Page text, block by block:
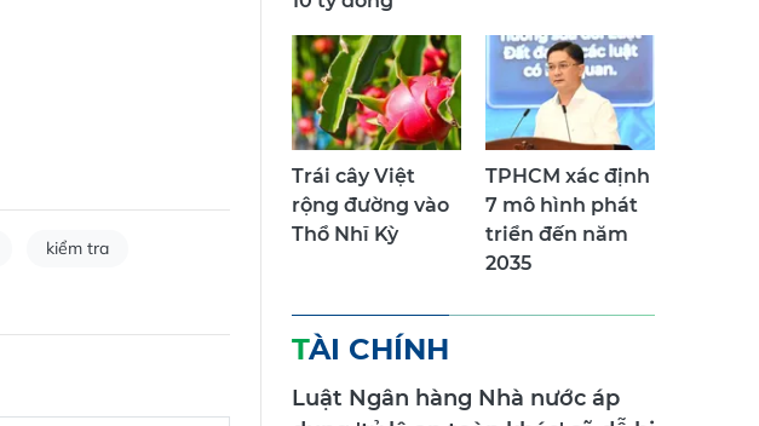
kiểm tra
10 tỷ đồng
Trái cây Việt
rộng đường vào
Thổ Nhĩ Kỳ
TPHCM xác định
7 mô hình phát
triển đến năm
2035
TÀI CHÍNH
Luật Ngân hàng Nhà nước áp